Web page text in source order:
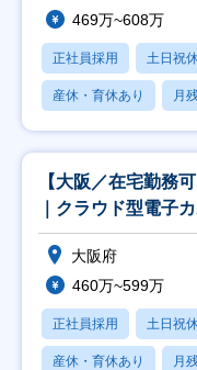
469万~608万
正社員採用 土日祝
産休・育休あり 月
【大阪／在宅勤務
｜クラウド型電子
大阪府
460万~599万
正社員採用 土日祝
産休・育休あり 月